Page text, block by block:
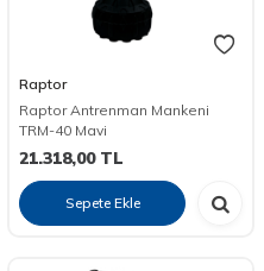
Raptor
Raptor Antrenman Mankeni
TRM-40 Mavi
21.318,00TL
Sepete Ekle